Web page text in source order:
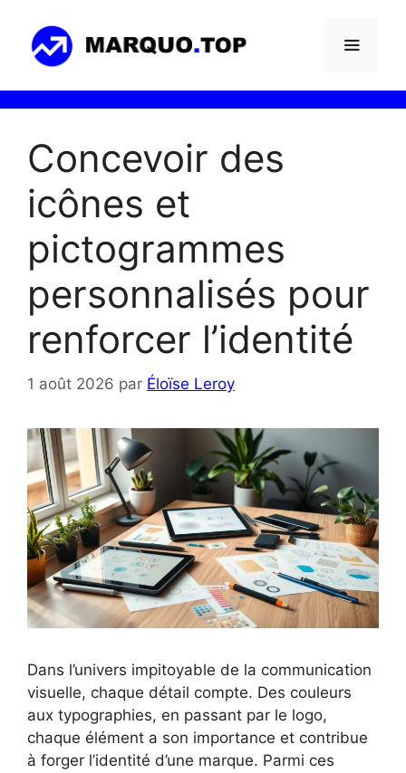
contenu
Concevoir des
icônes et
pictogrammes
personnalisés pour
renforcer l’identité
1 août 2026 par Éloïse Leroy
Dans l’univers impitoyable de la communication
visuelle, chaque détail compte. Des couleurs
aux typographies, en passant par le logo,
chaque élément a son importance et contribue
à forger l’identité d’une marque. Parmi ces